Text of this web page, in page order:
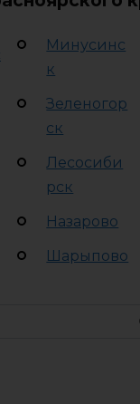
Минусинс
к
Зеленогор
ск
Лесосиби
рск
Назарово
Шарыпово